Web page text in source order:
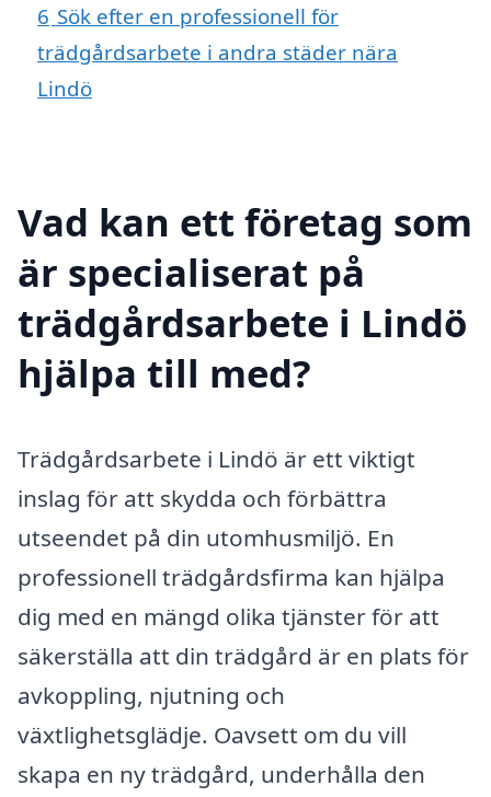
6 Sök efter en professionell för
trädgårdsarbete i andra städer nära
Lindö
Vad kan ett företag som
är specialiserat på
trädgårdsarbete i Lindö
hjälpa till med?
Trädgårdsarbete i Lindö är ett viktigt
inslag för att skydda och förbättra
utseendet på din utomhusmiljö. En
professionell trädgårdsfirma kan hjälpa
dig med en mängd olika tjänster för att
säkerställa att din trädgård är en plats för
avkoppling, njutning och
växtlighetsglädje. Oavsett om du vill
skapa en ny trädgård, underhålla den